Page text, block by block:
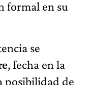
formal en su
se
, fecha en la
posibilidad de